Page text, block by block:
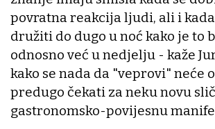
povratna reakcija ljudi, ali i
družiti do dugo u noć kako je to
odnosno već u nedjelju - kaže
kako se nada da "veprovi" neće
predugo čekati za neku novu
gastronomsko-povijesnu